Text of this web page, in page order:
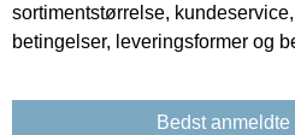
sortimentstørrelse,
betingelser, leveringsformer og
Bedst